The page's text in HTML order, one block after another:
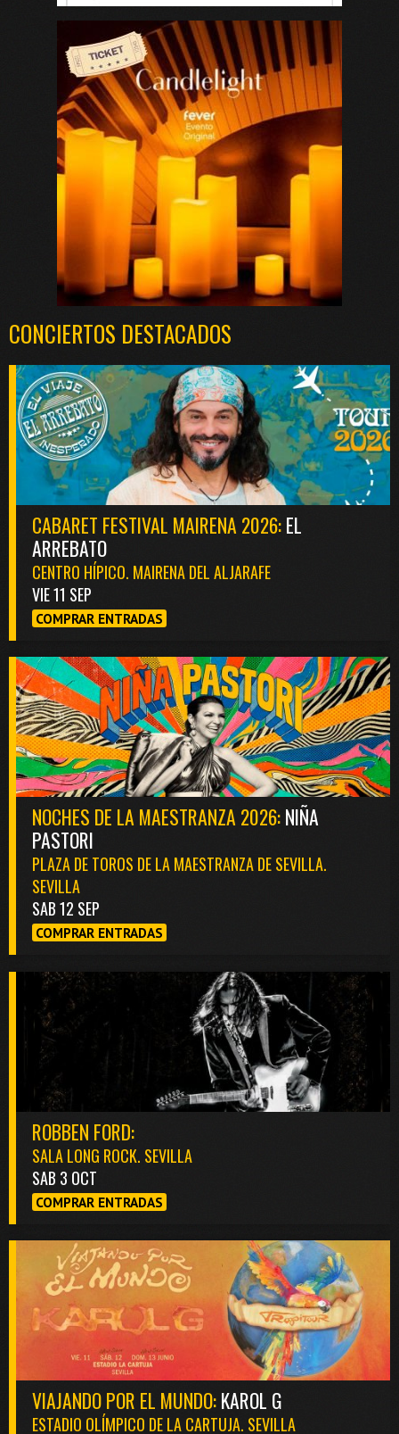
CONCIERTOS DESTACADOS
CABARET FESTIVAL MAIRENA 2026:EL
ARREBATO
CENTRO HÍPICO. MAIRENA DEL ALJARAFE
VIE 11 SEP
COMPRAR ENTRADAS
NOCHES DE LA MAESTRANZA 2026:NIÑA
PASTORI
PLAZA DE TOROS DE LA MAESTRANZA DE SEVILLA.
SEVILLA
SAB 12 SEP
COMPRAR ENTRADAS
ROBBEN FORD:
SALA LONG ROCK. SEVILLA
SAB 3 OCT
COMPRAR ENTRADAS
VIAJANDO POR EL MUNDO:KAROL G
ESTADIO OLÍMPICO DE LA CARTUJA. SEVILLA